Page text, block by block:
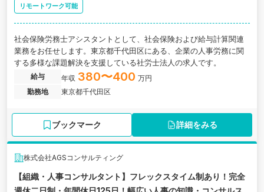
リモートワーク可能
社会保険労務士アシスタントとして、社会保険および給与計算関連
業務をお任せします。東京都千代田区にある、企業の人事労務に関
する多様な課題解決を支援している社労士法人の求人です。
給与 年収 380〜400 万円
勤務地
東京都千代田区
ブックマーク 詳細をみる
株式会社AGSコンサルティング
【組織・人事コンサルタント】フレックスタイム制あり！完全